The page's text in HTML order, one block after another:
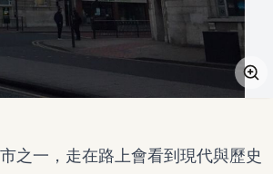
之一，走在路上會看到現代與歷史